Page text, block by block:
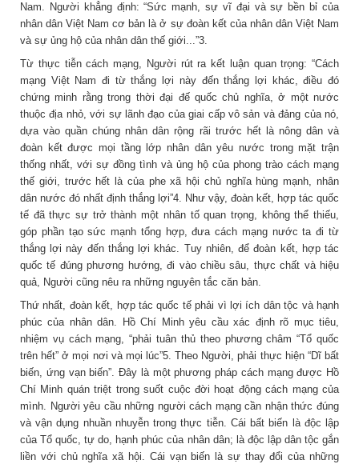
Nam. Người khẳng định: “Sức mạnh, sự vĩ đại và sự bền bỉ của
nhân dân Việt Nam cơ bản là ở sự đoàn kết của nhân dân Việt Nam
và sự ủng hộ của nhân dân thế giới...”3.
Từ thực tiễn cách mạng, Người rút ra kết luận quan trọng: “Cách
mạng Việt Nam đi từ thắng lợi này đến thắng lợi khác, điều đó
chứng minh rằng trong thời đại đế quốc chủ nghĩa, ở một nước
thuộc địa nhỏ, với sự lãnh đạo của giai cấp vô sản và đảng của nó,
dựa vào quần chúng nhân dân rộng rãi trước hết là nông dân và
đoàn kết được mọi tầng lớp nhân dân yêu nước trong mặt trận
thống nhất, với sự đồng tình và ủng hộ của phong trào cách mạng
thế giới, trước hết là của phe xã hội chủ nghĩa hùng mạnh, nhân
dân nước đó nhất định thắng lợi”4. Như vậy, đoàn kết, hợp tác quốc
tế đã thực sự trở thành một nhân tố quan trọng, không thể thiếu,
góp phần tạo sức mạnh tổng hợp, đưa cách mạng nước ta đi từ
thắng lợi này đến thắng lợi khác. Tuy nhiên, để đoàn kết, hợp tác
quốc tế đúng phương hướng, đi vào chiều sâu, thực chất và hiệu
quả, Người cũng nêu ra những nguyên tắc căn bản.
Thứ nhất, đoàn kết, hợp tác quốc tế phải vì lợi ích dân tộc và hạnh
phúc của nhân dân. Hồ Chí Minh yêu cầu xác định rõ mục tiêu,
nhiệm vụ cách mạng, “phải tuân thủ theo phương châm “Tổ quốc
trên hết” ở mọi nơi và mọi lúc”5. Theo Người, phải thực hiện “Dĩ bất
biến, ứng vạn biến”. Đây là một phương pháp cách mạng được Hồ
Chí Minh quán triệt trong suốt cuộc đời hoạt động cách mạng của
mình. Người yêu cầu những người cách mạng cần nhận thức đúng
và vận dụng nhuần nhuyễn trong thực tiễn. Cái bất biến là độc lập
của Tổ quốc, tự do, hạnh phúc của nhân dân; là độc lập dân tộc gắn
liền với chủ nghĩa xã hội. Cái vạn biến là sự thay đổi của những